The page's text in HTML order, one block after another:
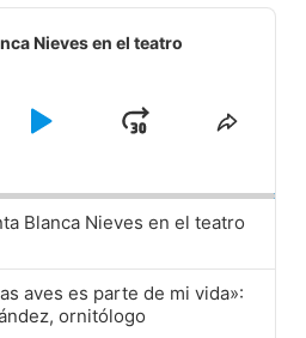
Nieves en el teatro
Play
JumpShare
Blanca Nieves en el teatro
aves es parte de mi vida»:
ornitólogo